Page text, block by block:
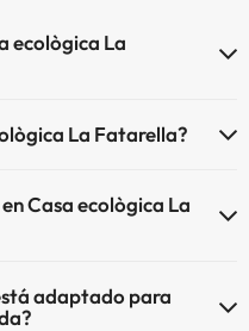
ecològica La
La Fatarella?
Casa ecològica La
adaptado para